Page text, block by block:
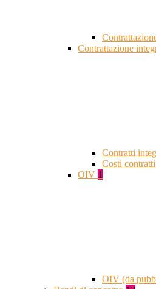
Contrattazione
Contratti
Costi
OIV 1
OIV (da